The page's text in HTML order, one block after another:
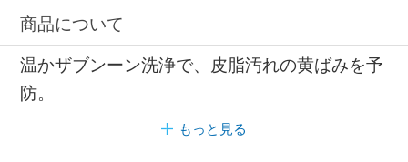
商品について
温かザブンーン洗浄で、皮脂汚れの黄ばみを予
防。
もっと見る